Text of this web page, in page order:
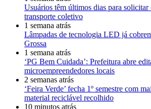
Usuários têm últimos dias para solicitar
transporte coletivo
1 semana atrás
Lâmpadas de tecnologia LED já
Grossa
1 semana atrás
‘PG Bem Cuidada’: Prefeitura abre
microempreendedores locais
2 semanas atrás
‘Feira Verde’ fecha 1º semestre com
material reciclável recolhido
10 minutos atrás